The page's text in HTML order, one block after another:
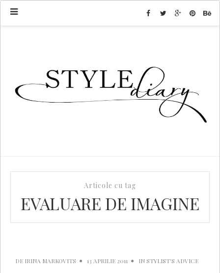
Articole cu tag
EVALUARE DE IMAGINE
DE IRINA MARKOVITS 13 APRILIE 2011 IN STYLIST'S ADVICE